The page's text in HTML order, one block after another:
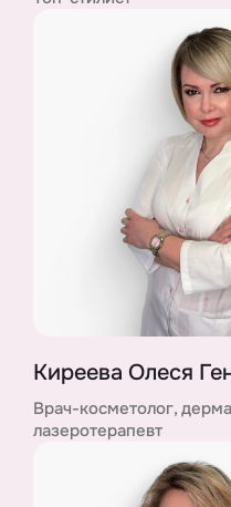
Киреева Олеся
Врач-косметолог,
лазеротерапевт